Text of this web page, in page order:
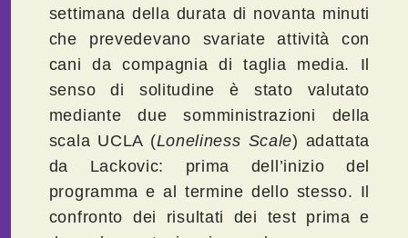
settimana della durata di novanta minuti
che prevedevano svariate attività con
cani da compagnia di taglia media. Il
senso di solitudine è stato valutato
mediante due somministrazioni della
scala UCLA (Loneliness Scale) adattata
da Lackovic: prima dell’inizio del
programma e al termine dello stesso. Il
confronto dei risultati dei test prima e